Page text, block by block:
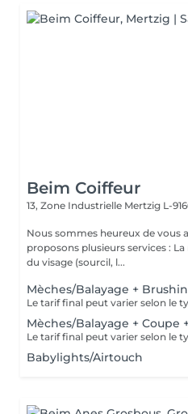
Beim Coiffeur
13, Zone Industrielle Mertzig L-
Nous sommes heureux de vous
proposons plusieurs services : La manucure : au vernis Epilation
du visage (sourcil, l...
Mèches/Balayage +
Mèches/Balayage + Coupe
Babylights/Airtouch